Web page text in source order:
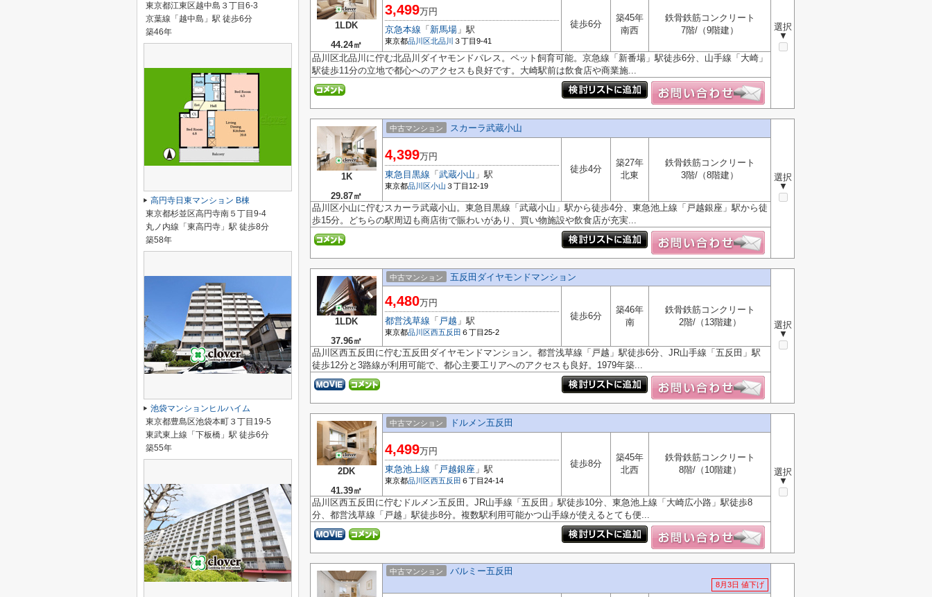
1LDK
44.24㎡
選択
▼
3,499万円
京急本線 「 新馬場 」駅
東京都品川区北品川 ３丁目9-41
徒歩6分
築45年
南西
鉄骨鉄筋コンクリート
7階/（9階建）
品川区北品川に佇む北品川ダイヤモンドパレス。ペット飼育可能。京急線「新番場」駅徒歩6分、山手線「大崎」
駅徒歩11分の立地で都心へのアクセスも良好です。大崎駅前は飲食店や商業施...
1K
29.87㎡
中古マンション スカーラ武蔵小山
選択
▼
4,399万円
東急目黒線 「 武蔵小山 」駅
東京都品川区小山 ３丁目12-19
徒歩4分
築27年
北東
鉄骨鉄筋コンクリート
3階/（8階建）
品川区小山に佇むスカーラ武蔵小山。東急目黒線「武蔵小山」駅から徒歩4分、東急池上線「戸越銀座」駅から徒
歩15分。どちらの駅周辺も商店街で賑わいがあり、買い物施設や飲食店が充実...
1LDK
37.96㎡
中古マンション 五反田ダイヤモンドマンション
選択
▼
4,480万円
都営浅草線 「 戸越 」駅
東京都品川区西五反田 ６丁目25-2
徒歩6分
築46年
南
鉄骨鉄筋コンクリート
2階/（13階建）
品川区西五反田に佇む五反田ダイヤモンドマンション。都営浅草線「戸越」駅徒歩6分、JR山手線「五反田」駅
徒歩12分と3路線が利用可能で、都心主要工リアへのアクセスも良好。1979年築...
2DK
41.39㎡
中古マンション ドルメン五反田
選択
▼
4,499万円
東急池上線 「 戸越銀座 」駅
東京都品川区西五反田 ６丁目24-14
徒歩8分
築45年
北西
鉄骨鉄筋コンクリート
8階/（10階建）
品川区西五反田に佇むドルメン五反田。JR山手線「五反田」駅徒歩10分、東急池上線「大崎広小路」駅徒歩8
分、都営浅草線「戸越」駅徒歩8分。複数駅利用可能かつ山手線が使えるとても便...
中古マンション バルミー五反田
8月3日 値下げ
東京都江東区越中島３丁目6-3
京葉線「越中島」駅 徒歩6分
築46年
高円寺日東マンション B棟
東京都杉並区高円寺南５丁目9-4
丸ノ内線「東高円寺」駅 徒歩8分
築58年
池袋マンションヒルハイム
東京都豊島区池袋本町３丁目19-5
東武東上線「下板橋」駅 徒歩6分
築55年